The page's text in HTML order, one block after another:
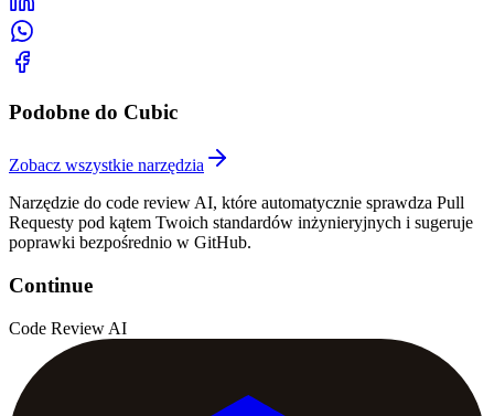
Podobne do Cubic
Zobacz wszystkie narzędzia
Narzędzie do code review AI, które automatycznie sprawdza Pull
Requesty pod kątem Twoich standardów inżynieryjnych i sugeruje
poprawki bezpośrednio w GitHub.
Continue
Code Review AI